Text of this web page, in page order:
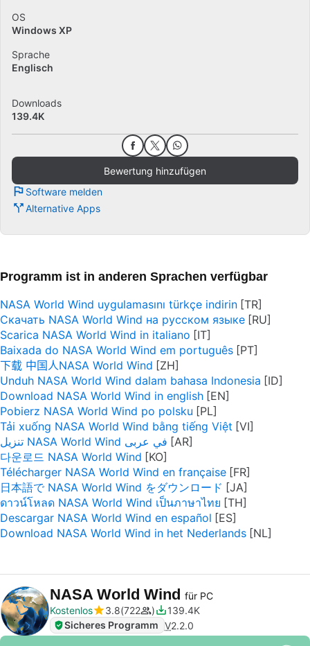
OS
Windows XP
Sprache
Englisch
Downloads
139.4K
Bewertung hinzufügen
Software melden
Alternative Apps
Programm ist in anderen Sprachen verfügbar
NASA World Wind uygulamasını türkçe indirin
Скачать NASA World Wind на русском языке
Scarica NASA World Wind in italiano
Baixada do NASA World Wind em português
下载 中国人NASA World Wind
Unduh NASA World Wind dalam bahasa Indonesia
Download NASA World Wind in english
Pobierz NASA World Wind po polsku
Tải xuống NASA World Wind bằng tiếng Việt
تنزيل NASA World Wind في عربى
다운로드 NASA World Wind
Télécharger NASA World Wind en française
日本語で NASA World Wind をダウンロード
ดาวน์โหลด NASA World Wind เป็นภาษาไทย
Descargar NASA World Wind en español
Download NASA World Wind in het Nederlands
NASA World Wind für PC
Kostenlos
3.8 722
139.4K
Sicheres Programm V2.2.0